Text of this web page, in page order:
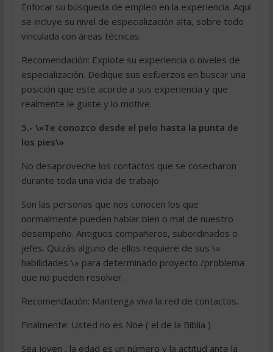
Enfocar su búsqueda de empleo en la experiencia. Aquí
se incluye su nivel de especialización alta, sobre todo
vinculada con áreas técnicas.
Recomendación: Explote su experiencia o niveles de
especialización. Dedique sus esfuerzos en buscar una
posición que este acorde a sus experiencia y que
realmente le guste y lo motive.
5.- \»Te conozco desde el pelo hasta la punta de
los pies\»
No desaproveche los contactos que se cosecharon
durante toda una vida de trabajo
Son las personas que nos conocen los que
normalmente pueden hablar bien o mal de nuestro
desempeño. Antiguos compañeros, subordinados o
jefes. Quizás alguno de ellos requiere de sus \»
habilidades \» para determinado proyecto /problema
que no pueden resolver.
Recomendación: Mantenga viva la red de contactos.
Finalmente: Usted no es Noe ( el de la Biblia )
Sea joven , la edad es un número y la actitud ante la